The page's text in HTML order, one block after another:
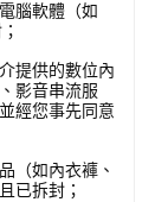
腦軟體（如
提供的數位內
影音串流服
經您事先同意
（如內衣褲、
已拆封；